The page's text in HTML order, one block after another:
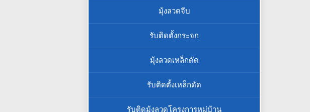
มุ้งลวดจีบ
รับติดตั้งกระจก
มุ้งลวดเหล็กดัด
รับติดตั้งเหล็กดัด
รับติดมุ้งลวดโครงการหมู่บ้าน